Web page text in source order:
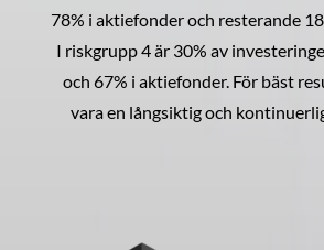
78% i aktiefonder och resterande
I riskgrupp 4 är 30% av
och 67% i aktiefonder. För bäst
vara en långsiktig och